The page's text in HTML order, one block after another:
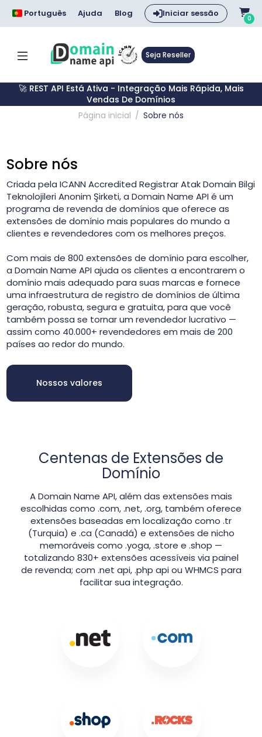
Português Ajuda Blog Iniciar sessão 0
Seja Reseller
🚀 REST API Está Ativa - Integração Mais Rápida, Mais
Vendas De Domínios
Página inicial
Sobre nós
Sobre nós
Criada pela ICANN Accredited Registrar Atak Domain Bilgi
Teknolojileri Anonim Şirketi, a Domain Name API é um
programa de revenda de domínios que oferece as
extensões de domínio mais populares do mundo a
clientes e revendedores com os melhores preços.
Com mais de 800 extensões de domínio para escolher,
a Domain Name API ajuda os clientes a encontrarem o
domínio mais adequado para suas marcas e fornece
uma infraestrutura de registro de domínios de última
geração, robusta, segura e gratuita, para que você
também possa se tornar um revendedor lucrativo —
assim como 40.000+ revendedores em mais de 200
países ao redor do mundo.
Nossos valores
Centenas de Extensões de
Domínio
A Domain Name API, além das extensões mais
escolhidas como .com, .net, .org, também oferece
extensões baseadas em localização como .tr
(Turquia) e .ca (Canadá) e extensões de nicho
memoráveis como .yoga, .store e .shop —
totalizando 830+ extensões acessíveis via painel
de revenda; com .net api, .php api ou WHMCS para
facilitar sua integração.